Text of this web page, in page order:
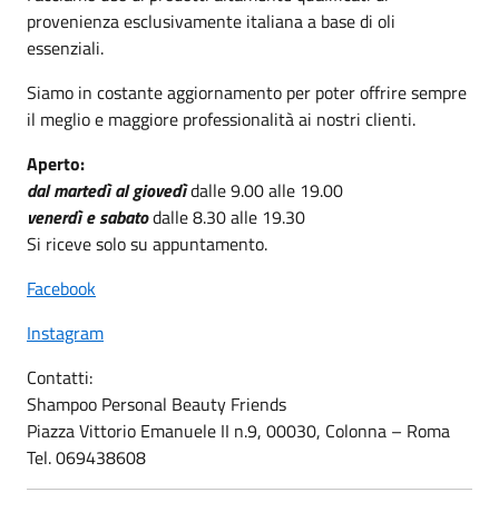
provenienza esclusivamente italiana a base di oli
essenziali.
Siamo in costante aggiornamento per poter offrire sempre
il meglio e maggiore professionalità ai nostri clienti.
Aperto:
dal martedì al giovedìdalle 9.00 alle 19.00
venerdì e sabatodalle 8.30 alle 19.30
Si riceve solo su appuntamento.
Facebook
Instagram
Contatti:
Shampoo Personal Beauty Friends
Piazza Vittorio Emanuele II n.9, 00030, Colonna – Roma
Tel. 069438608